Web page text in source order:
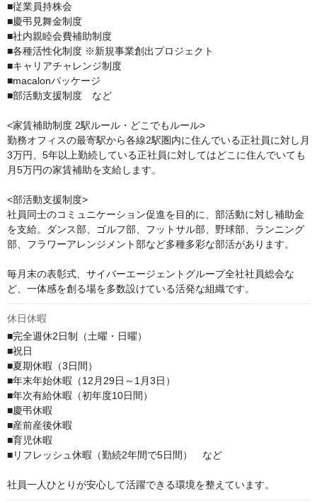
■従業員持株会
■慶弔見舞金制度
■社内親睦会費補助制度
■各種活性化制度 ※新規事業創出プロジェクト
■キャリアチャレンジ制度
■macalonパッケージ
■部活動支援制度　など
<家賃補助制度 2駅ルール・どこでもルール>
勤務オフィスの最寄駅から各線2駅圏内に住んでいる正社員に対し月
3万円、5年以上勤続している正社員に対してはどこに住んでいても
月5万円の家賃補助を支給します。
<部活動支援制度>
社員同士のコミュニケーション促進を目的に、部活動に対し補助金
を支給。ダンス部、ゴルフ部、フットサル部、野球部、ランニング
部、フラワーアレンジメント部など多種多彩な部活があります。
毎月末の表彰式、サイバーエージェントグループ全社社員総会な
ど、一体感を創る場を多数設けている活発な組織です。
休日休暇
■完全週休2日制（土曜・日曜）
■祝日
■夏期休暇（3日間）
■年末年始休暇（12月29日～1月3日）
■年次有給休暇（初年度10日間）
■慶弔休暇
■産前産後休暇
■育児休暇
■リフレッシュ休暇（勤続2年間で5日間）　など
社員一人ひとりが安心して活躍できる環境を整えています。